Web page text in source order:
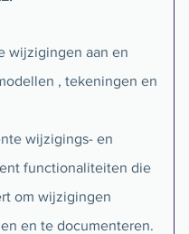
wijzigingen aan en
, tekeningen en
wijzigings- en
functionaliteiten die
om wijzigingen
en te documenteren.